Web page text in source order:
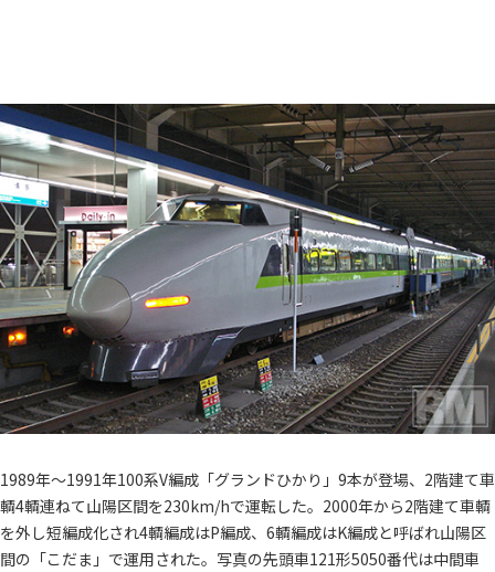
1989年～1991年100系V編成「グランドひかり」9本が登場、2階建て車
輌4輌連ねて山陽区間を230km/hで運転した。2000年から2階建て車輌
を外し短編成化され4輌編成はP編成、6輌編成はK編成と呼ばれ山陽区
間の「こだま」で運用された。写真の先頭車121形5050番代は中間車